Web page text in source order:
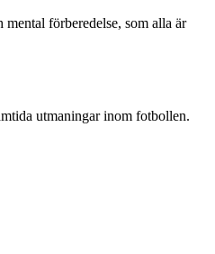
förberedelse, som alla är
utmaningar inom fotbollen.